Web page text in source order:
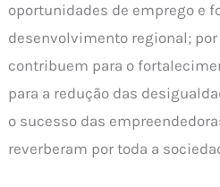
oportunidades de emprego e
desenvolvimento regional;
contribuem para o
para a redução das
o sucesso das
reverberam por toda a